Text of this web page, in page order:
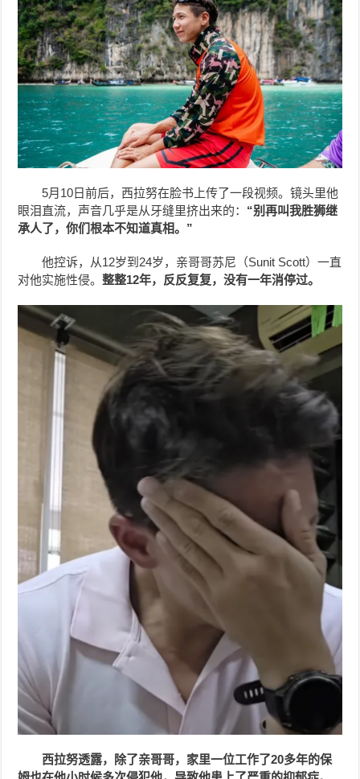
5月10日前后，西拉努在脸书上传了一段视频。镜头里他
眼泪直流，声音几乎是从牙缝里挤出来的： “别再叫我胜狮继
承人了，你们根本不知道真相。”
他控诉，从12岁到24岁，亲哥哥苏尼（Sunit Scott）一直
对他实施性侵。整整12年，反反复复，没有一年消停过。
西拉努透露，除了亲哥哥，家里一位工作了20多年的保